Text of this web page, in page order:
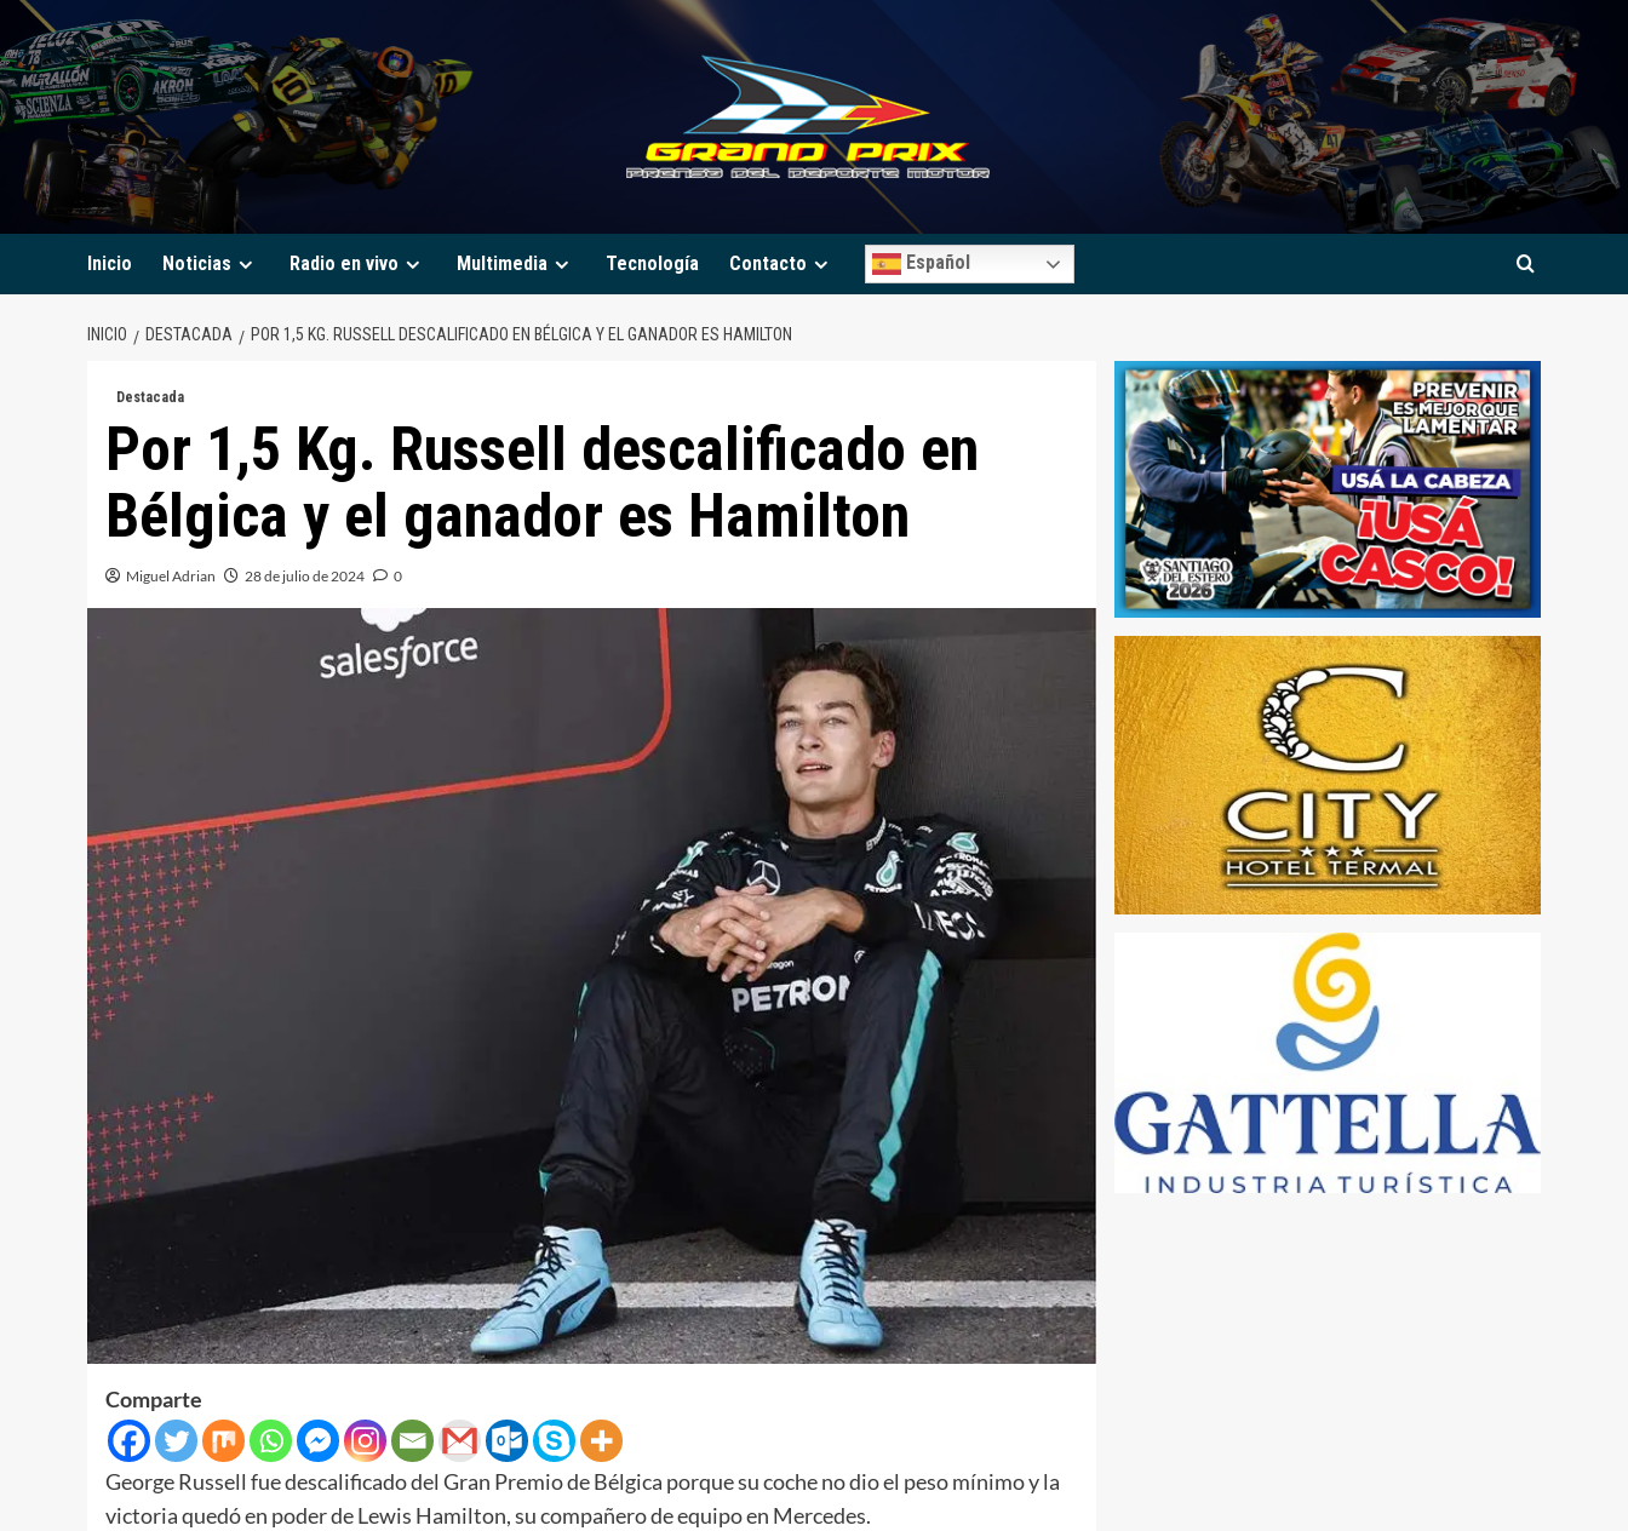
Saltar
al
contenido
Inicio Noticias Radio en vivo Multimedia Tecnología Contacto Español
INICIO DESTACADA POR 1,5 KG. RUSSELL DESCALIFICADO EN BÉLGICA Y EL GANADOR ES HAMILTON
Destacada
Por 1,5 Kg. Russell descalificado en
Bélgica y el ganador es Hamilton
Miguel Adrian 28 de julio de 2024 0
Comparte
George Russell fue descalificado del Gran Premio de Bélgica porque su coche no dio el peso mínimo y la
victoria quedó en poder de Lewis Hamilton, su compañero de equipo en Mercedes.